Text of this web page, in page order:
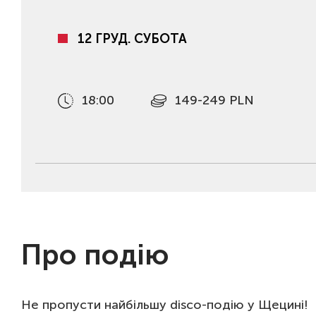
12 ГРУД. СУБОТА
18:00 149-249 PLN
Про подію
Не пропусти найбільшу disco-подію у Щецині!